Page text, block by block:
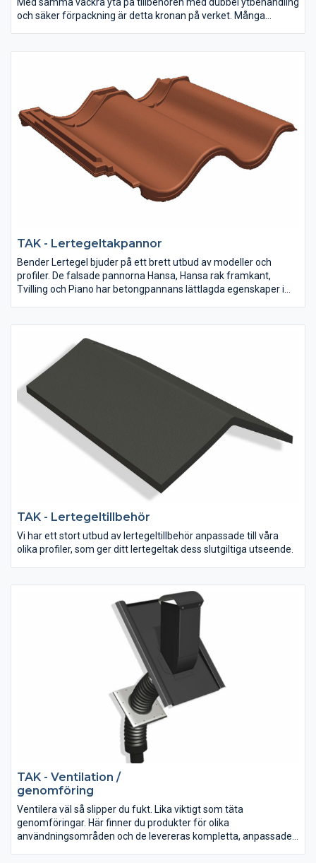
och säker förpackning är detta kronan på verket. Många
TAK - Lertegeltakpannor
Bender Lertegel bjuder på ett brett utbud av modeller och
profiler. De falsade pannorna Hansa, Hansa rak framkant,
Tvilling och Piano har betongpannans lättlagda egenskaper i
TAK - Lertegeltillbehör
Vi har ett stort utbud av lertegeltillbehör anpassade till våra
olika profiler, som ger ditt lertegeltak dess slutgiltiga utseende.
TAK - Ventilation /
genomföring
Ventilera väl så slipper du fukt. Lika viktigt som täta
genomföringar. Här finner du produkter för olika
användningsområden och de levereras kompletta, anpassade